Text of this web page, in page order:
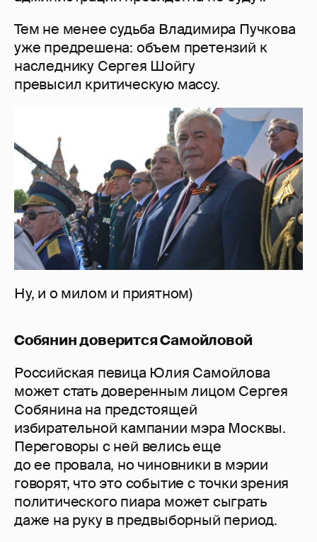
Тем не менее судьба Владимира Пучкова
уже предрешена: объем претензий к
наследнику Сергея Шойгу
превысил критическую массу.
Ну, и о милом и приятном)
Собянин доверится Самойловой
Российская певица Юлия Самойлова
может стать доверенным лицом Сергея
Собянина на предстоящей
избирательной кампании мэра Москвы.
Переговоры с ней велись еще
до ее провала, но чиновники в мэрии
говорят, что это событие с точки зрения
политического пиара может сыграть
даже на руку в предвыборный период.